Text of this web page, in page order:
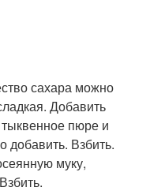
сахара можно
Добавить
пюре и
добавить. Взбить.
муку,